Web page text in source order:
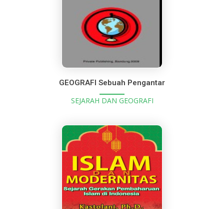
GEOGRAFI Sebuah Pengantar
SEJARAH DAN GEOGRAFI